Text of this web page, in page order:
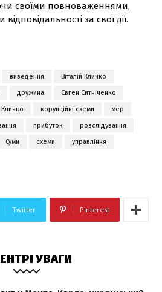
своїми повноваженнями,
за свої дії.
виведення Віталій Кличко
дружина Євген Ситніченко
Кличко корупційні схеми мер
прибуток розслідування
Суми схеми управління
Twitter Pinterest
УВАГИ